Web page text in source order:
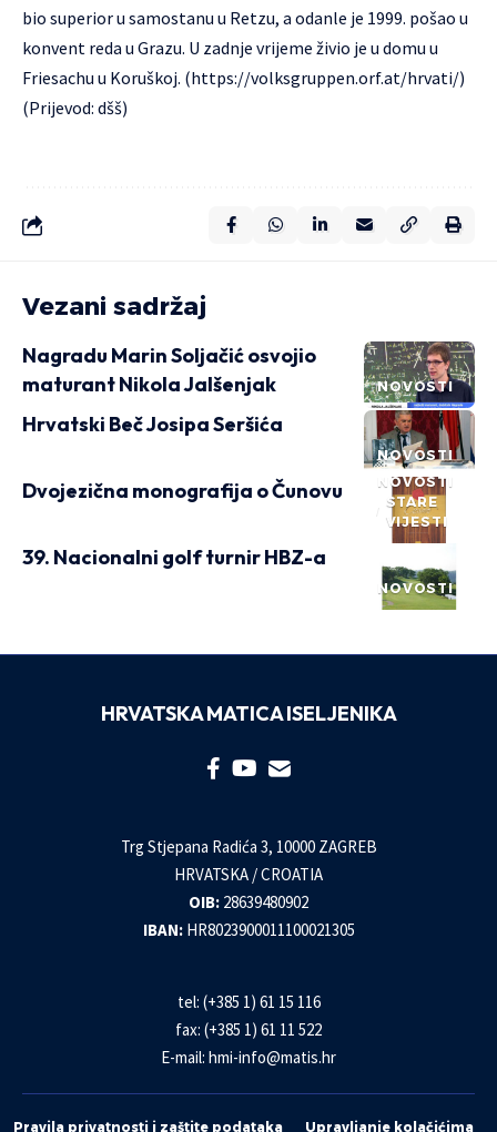
bio superior u samostanu u Retzu, a odanle je 1999. pošao u
konvent reda u Grazu. U zadnje vrijeme živio je u domu u
Friesachu u Koruškoj. (https://volksgruppen.orf.at/hrvati/)
(Prijevod: dšš)
Vezani sadržaj
NOVOSTI
Nagradu Marin Soljačić osvojio
maturant Nikola Jalšenjak
NOVOSTI
Hrvatski Beč Josipa Seršića
NOVOSTI
STARE
VIJESTI
Dvojezična monografija o Čunovu
NOVOSTI
39. Nacionalni golf turnir HBZ-a
HRVATSKA MATICA ISELJENIKA
Trg Stjepana Radića 3, 10000 ZAGREB
HRVATSKA / CROATIA
OIB: 28639480902
IBAN: HR8023900011100021305
tel: (+385 1) 61 15 116
fax: (+385 1) 61 11 522
E-mail: hmi-info@matis.hr
Pravila privatnosti i zaštite podataka Upravljanje kolačićima